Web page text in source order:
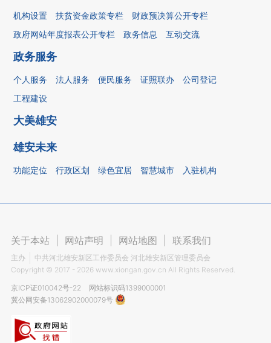
机构设置 扶贫资金政策专栏
财政预决算公开专栏
政府网站年度报表公开专栏
政务信息 互动交流
政务服务
个人服务 法人服务 便民服务 证照联办
公司登记
工程建设
大美雄安
雄安未来
功能定位 行政区划 绿色宜居 智慧城市 入驻机构
关于本站 网站声明 网站地图 联系我们
主办
中共河北雄安新区工作委员会 河北雄安新区管理委员会
Copyright © 2017 - 2026 www.xiongan.gov.cn All Rights Reserved.
京ICP证010042号-22
网站标识码1399000001
冀公网安备13062902000079号